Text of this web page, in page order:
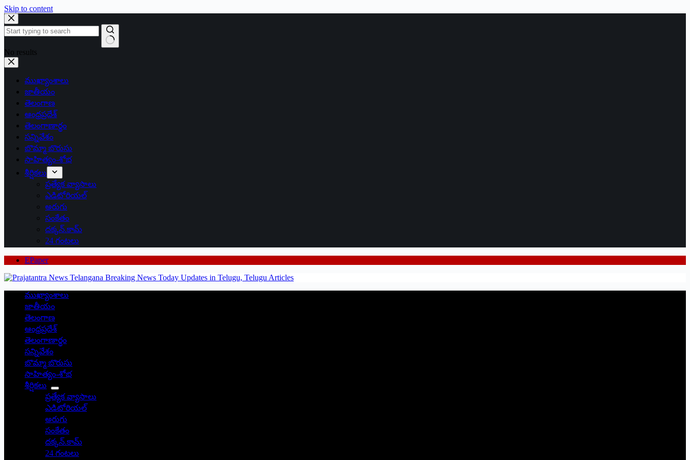
Skip to content
No results
ముఖ్యాంశాలు
జాతీయం
తెలంగాణ
ఆంధ్రప్రదేశ్
తెలంగాణార్థం
సన్నివేశం
బొమ్మా బొరుసు
సాహిత్యం-శోభ
శీర్షికలు
ప్రత్యేక వ్యాసాలు
ఎడిటోరియల్
అరుగు
సంకేతం
దక్కన్.కామ్
24 గంటలు
EPaper
ముఖ్యాంశాలు
జాతీయం
తెలంగాణ
ఆంధ్రప్రదేశ్
తెలంగాణార్థం
సన్నివేశం
బొమ్మా బొరుసు
సాహిత్యం-శోభ
శీర్షికలు
ప్రత్యేక వ్యాసాలు
ఎడిటోరియల్
అరుగు
సంకేతం
దక్కన్.కామ్
24 గంటలు